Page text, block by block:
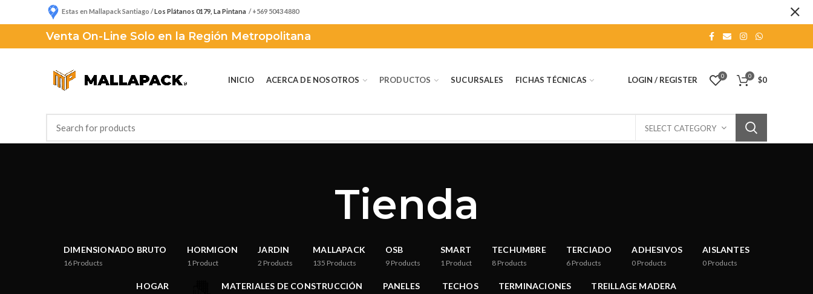
Venta On-Line Solo en la Región Metropolitana
INICIO ACERCA DE NOSOTROS PRODUCTOS SUCURSALES FICHAS TÉCNICAS LOGIN / REGISTER 0 0 $0
SELECT CATEGORY
Tienda
DIMENSIONADO BRUTO
16 Products
HORMIGON
1 Product
JARDIN
2 Products
MALLAPACK
135 Products
OSB
9 Products
SMART
1 Product
TECHUMBRE
8 Products
TERCIADO
6 Products
ADHESIVOS
0 Products
AISLANTES
0 Products
HOGAR MATERIALES DE CONSTRUCCIÓN PANELES TECHOS TERMINACIONES TREILLAGE MADERA
Estas en Mallapack Santiago /Los Plátanos 0179, La Pintana / +569 5043 4880